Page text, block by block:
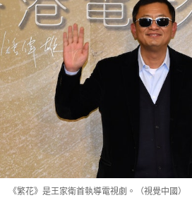
《繁花》是王家衛首執導電視劇。（視覺中國）